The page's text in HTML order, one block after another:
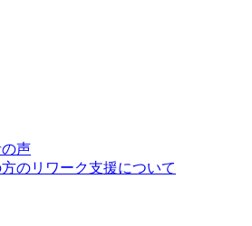
声
のリワーク支援について